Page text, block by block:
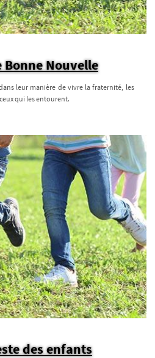
Bonne Nouvelle
leur manière de vivre la fraternité, les
qui les entourent.
des enfants